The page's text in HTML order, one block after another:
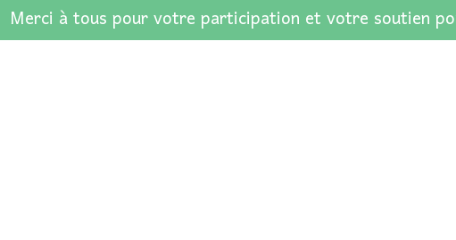
Merci à tous pour votre participation et votre soutien